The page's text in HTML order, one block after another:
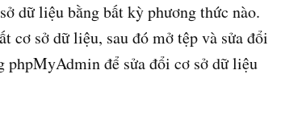
dữ liệu bằng bất kỳ phương thức nào.
cơ sở dữ liệu, sau đó mở tệp và sửa đổi
phpMyAdmin để sửa đổi cơ sở dữ liệu